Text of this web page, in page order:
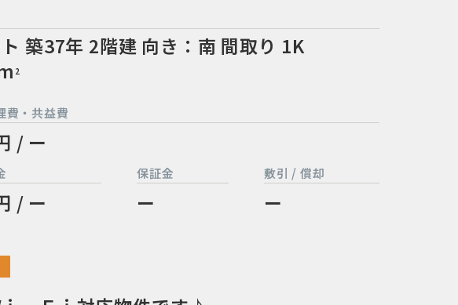
築37年 2階建 向き：南 間取り 1K
2
費・共益費
/ ー
/ ー
保証金
ー
敷引 / 償却
ー